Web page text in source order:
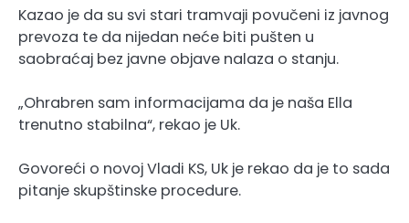
Kazao je da su svi stari tramvaji povučeni iz javnog
prevoza te da nijedan neće biti pušten u
saobraćaj bez javne objave nalaza o stanju.
„Ohrabren sam informacijama da je naša Ella
trenutno stabilna“, rekao je Uk.
Govoreći o novoj Vladi KS, Uk je rekao da je to sada
pitanje skupštinske procedure.